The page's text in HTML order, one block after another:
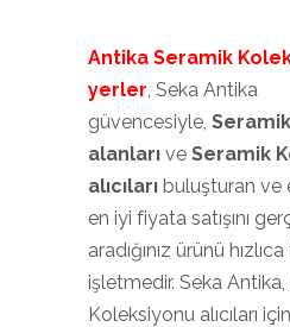
Antika Seramik
yerler, Seka Antika
güvencesiyle,
alanları ve Seramik
alıcıları buluşturan ve
en iyi fiyata satışını
aradığınız ürünü
işletmedir. Seka
Koleksiyonu alıcıları